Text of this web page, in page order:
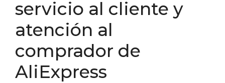
servicio al cliente y
atención al
comprador de
AliExpress